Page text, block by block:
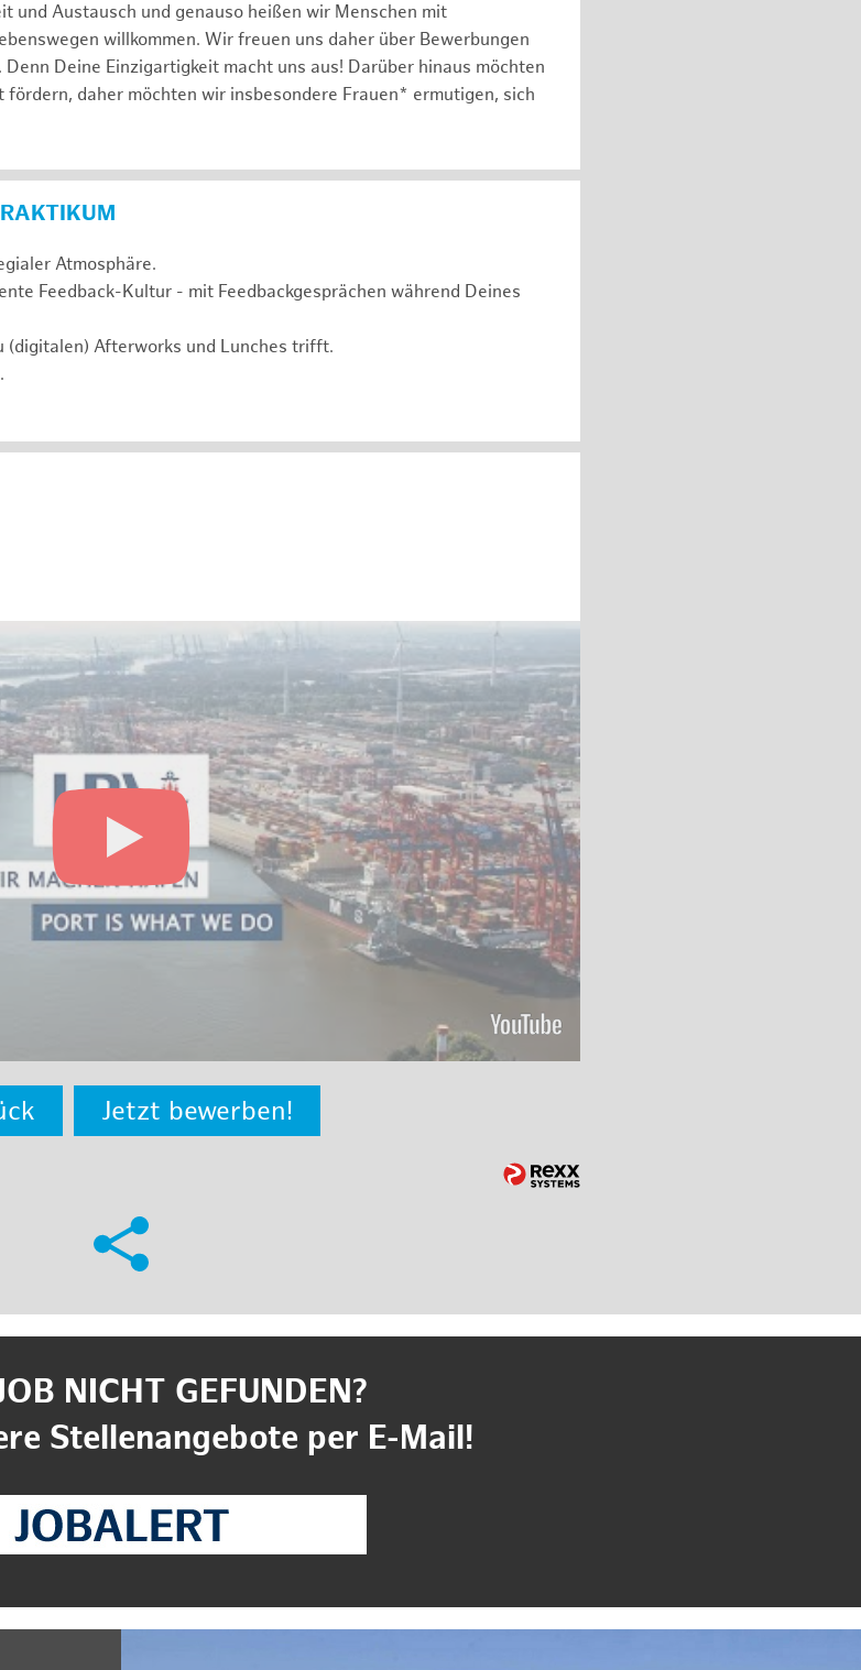
und Austausch und genauso heißen wir Menschen mit
willkommen. Wir freuen uns daher über Bewerbungen
Deine Einzigartigkeit macht uns aus! Darüber hinaus möchten
daher möchten wir insbesondere Frauen* ermutigen, sich
Atmosphäre.
Feedback-Kultur - mit Feedbackgesprächen während Deines
(digitalen) Afterworks und Lunches trifft.
Jetzt bewerben!
NICHT GEFUNDEN?
Stellenangebote per E-Mail!